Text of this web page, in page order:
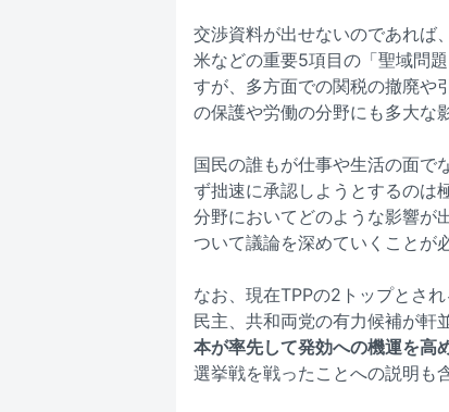
交渉資料が出せないのであれば
米などの重要5項目の「聖域問
すが、多方面での関税の撤廃や
の保護や労働の分野にも多大な
国民の誰もが仕事や生活の面で
ず拙速に承認しようとするのは
分野においてどのような影響が
ついて議論を深めていくことが
なお、現在TPPの2トップとさ
民主、共和両党の有力候補が軒
本が率先して発効への機運を高
選挙戦を戦ったことへの説明も